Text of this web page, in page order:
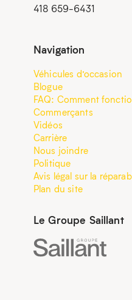
418 659-6431
Navigation
Véhicules d’occasion
Blogue
FAQ: Comment
Commerçants
Vidéos
Carrière
Nous joindre
Politique
Avis légal sur la
Plan du site
Le Groupe Saillant